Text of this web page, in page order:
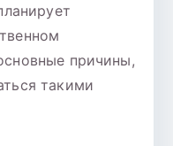
причины,
такими